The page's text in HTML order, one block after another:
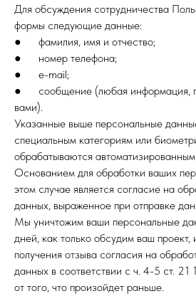
Для обсуждения сотрудничества
формы следующие данные:
● фамилия, имя и отчество;
● номер телефона;
● e-mail;
● сообщение (любая информация,
вами).
Указанные выше персональные
специальным категориям или
обрабатываются
Основанием для обработки ваших
этом случае является согласие на
данных, выраженное при отправке
Мы уничтожим ваши персональные
дней, как только обсудим ваш
получения отзыва согласия на
данных в соответствии с ч. 4-5 ст.
от того, что произойдет раньше.